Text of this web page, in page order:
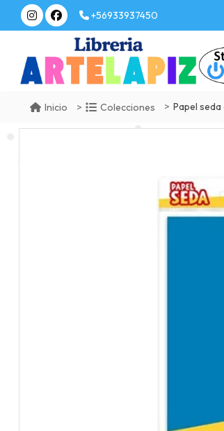
+56933937450
Inicio Colecciones Papel